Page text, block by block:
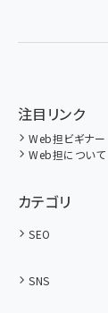
注目リンク
Web担ビギナー
Web担について
カテゴリ
SEO
SNS